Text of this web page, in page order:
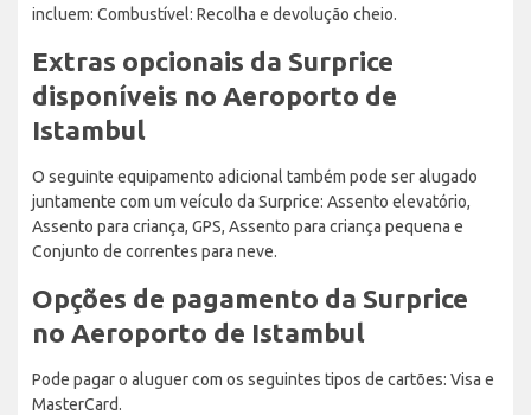
incluem: Combustível: Recolha e devolução cheio.
Extras opcionais da Surprice
disponíveis no Aeroporto de
Istambul
O seguinte equipamento adicional também pode ser alugado
juntamente com um veículo da Surprice: Assento elevatório,
Assento para criança, GPS, Assento para criança pequena e
Conjunto de correntes para neve.
Opções de pagamento da Surprice
no Aeroporto de Istambul
Pode pagar o aluguer com os seguintes tipos de cartões: Visa e
MasterCard.